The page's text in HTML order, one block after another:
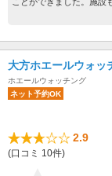
大方ホエールウォッ
ホエールウォッチング
ネット予約OK
2.9
(口コミ 10件)